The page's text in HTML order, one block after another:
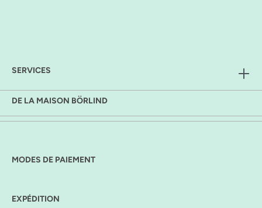
SERVICES
DE LA MAISON BÖRLIND
MODES DE PAIEMENT
EXPÉDITION